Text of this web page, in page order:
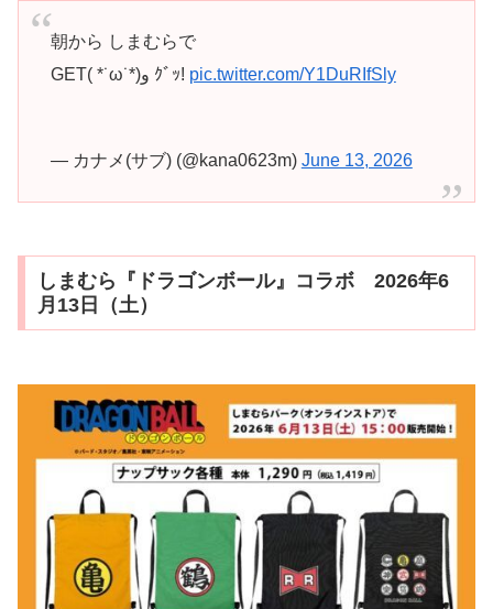
朝から しまむらで
GET( *˙ω˙*)و ｸﾞｯ! pic.twitter.com/Y1DuRIfSly
— カナメ(サブ) (@kana0623m) June 13, 2026
しまむら『ドラゴンボール』コラボ 2026年6
月13日（土）